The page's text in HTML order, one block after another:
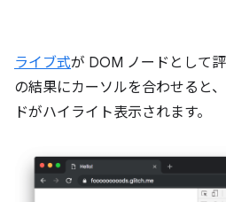
ライブ式が DOM ノードとして
の結果にカーソルを合わせると
ドがハイライト表示されます。